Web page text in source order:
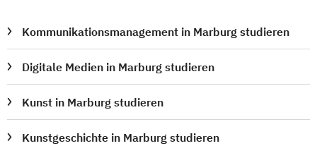
Kommunikationsmanagement in Marburg studieren
Digitale Medien in Marburg studieren
Kunst in Marburg studieren
Kunstgeschichte in Marburg studieren